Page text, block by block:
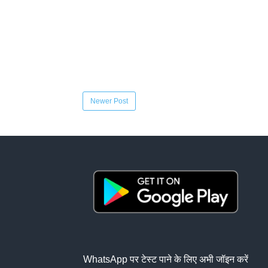
Newer Post
WhatsApp पर टेस्ट पाने के लिए अभी जॉइन करें